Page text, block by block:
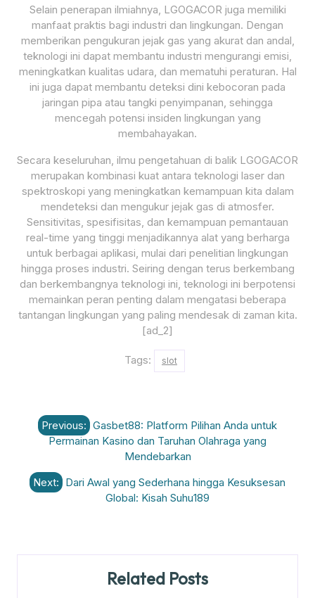
Selain penerapan ilmiahnya, LGOGACOR juga memiliki
manfaat praktis bagi industri dan lingkungan. Dengan
memberikan pengukuran jejak gas yang akurat dan andal,
teknologi ini dapat membantu industri mengurangi emisi,
meningkatkan kualitas udara, dan mematuhi peraturan. Hal
ini juga dapat membantu deteksi dini kebocoran pada
jaringan pipa atau tangki penyimpanan, sehingga
mencegah potensi insiden lingkungan yang
membahayakan.
Secara keseluruhan, ilmu pengetahuan di balik LGOGACOR
merupakan kombinasi kuat antara teknologi laser dan
spektroskopi yang meningkatkan kemampuan kita dalam
mendeteksi dan mengukur jejak gas di atmosfer.
Sensitivitas, spesifisitas, dan kemampuan pemantauan
real-time yang tinggi menjadikannya alat yang berharga
untuk berbagai aplikasi, mulai dari penelitian lingkungan
hingga proses industri. Seiring dengan terus berkembang
dan berkembangnya teknologi ini, teknologi ini berpotensi
memainkan peran penting dalam mengatasi beberapa
tantangan lingkungan yang paling mendesak di zaman kita.
[ad_2]
Tags: slot
Post
navigation
Previous: Gasbet88: Platform Pilihan Anda untuk
Permainan Kasino dan Taruhan Olahraga yang
Mendebarkan
Next: Dari Awal yang Sederhana hingga Kesuksesan
Global: Kisah Suhu189
Related Posts